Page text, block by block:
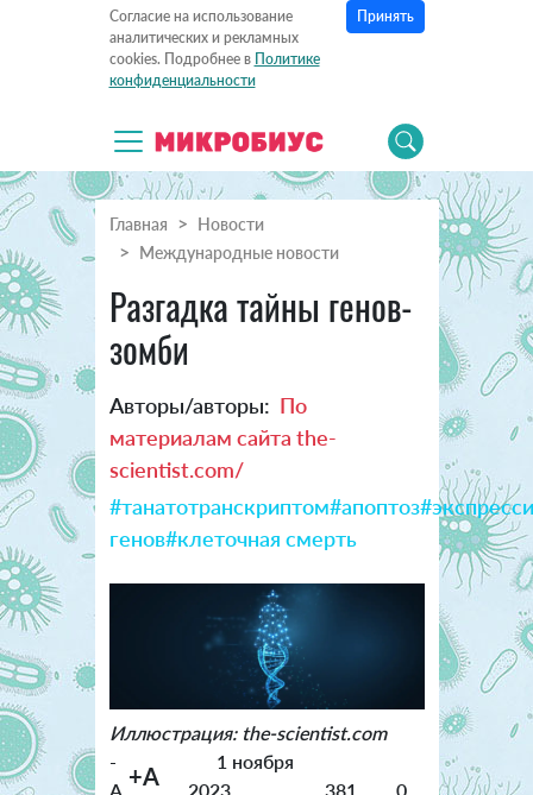
Согласие на использование
аналитических и рекламных
cookies. Подробнее в Политике
конфиденциальности
Принять
Главная
Новости
Международные новости
Разгадка тайны генов-
зомби
Авторы/авторы: По
материалам сайта the-
scientist.com/
#танатотранскриптом#апоптоз
генов#клеточная смерть
Иллюстрация: the-scientist.com
-
A +A
1 ноября
2023
381 0